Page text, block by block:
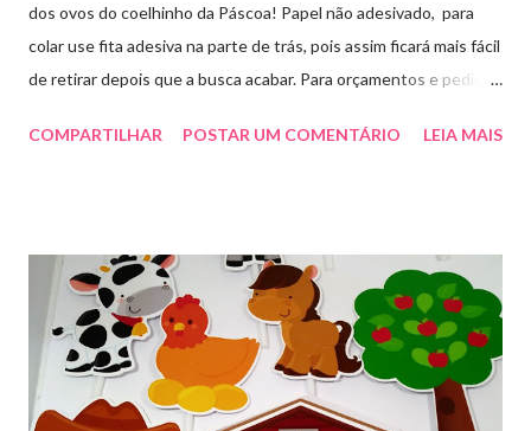
dos ovos do coelhinho da Páscoa! Papel não adesivado, para
colar use fita adesiva na parte de trás, pois assim ficará mais fácil
de retirar depois que a busca acabar. Para orçamentos e pedidos
para baixar o arquivo que fiz para vocês! E peço que
COMPARTILHAR POSTAR UM COMENTÁRIO LEIA MAIS